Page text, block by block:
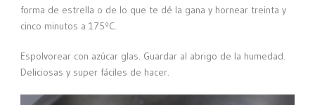
forma de estrella o de lo que te dé la gana y hornear treinta y
cinco minutos a 175ºC.
Espolvorear con azúcar glas. Guardar al abrigo de la humedad.
Deliciosas y super fáciles de hacer.